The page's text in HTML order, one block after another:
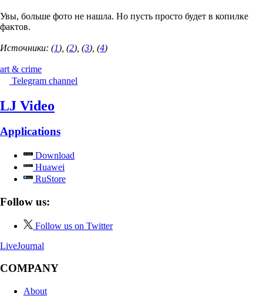
Увы, больше фото не нашла. Но пусть просто будет в копилке
фактов.
Источники: (1), (2), (3), (4)
art & crime
Telegram channel
LJ Video
Applications
Download
Huawei
RuStore
Follow us:
Follow us on Twitter
LiveJournal
COMPANY
About